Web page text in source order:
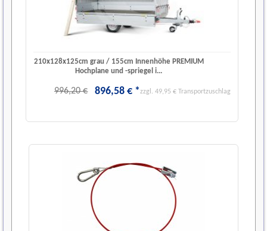
210x128x125cm grau / 155cm Innenhöhe PREMIUM
Hochplane und -spriegel i...
996,20 € 896,58 € *zzgl. 49,95 € Transportzuschlag